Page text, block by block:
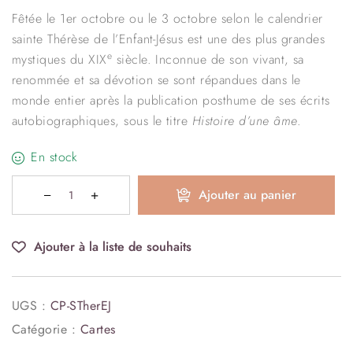
Fêtée le 1er octobre ou le 3 octobre selon le calendrier
sainte Thérèse de l’Enfant-Jésus est une des plus grandes
mystiques du XIXe siècle. Inconnue de son vivant, sa
renommée et sa dévotion se sont répandues dans le
monde entier après la publication posthume de ses écrits
autobiographiques, sous le titre Histoire d’une âme.
En stock
Ajouter au panier
Ajouter à la liste de souhaits
UGS : CP-STherEJ
Catégorie : Cartes